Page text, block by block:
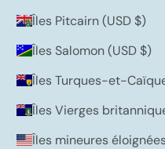
Îles Pitcairn (USD $)
Îles Salomon (USD $)
Îles Turques-et-
Îles Vierges
Îles mineures